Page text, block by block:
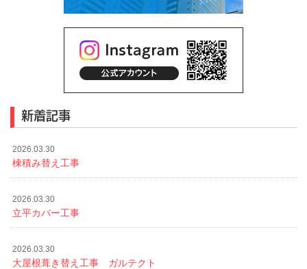
新着記事
2026.03.30
棟積み替え工事
2026.03.30
立平カバー工事
2026.03.30
大屋根葺き替え工事 ガルテクト